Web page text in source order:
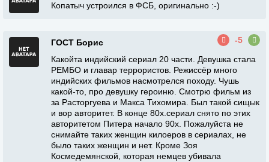
Копатыч устроился в ФСБ, оригинально :-)
ГОСТ Борис
-5
Какойта индийский сериал 20 части. Девушка стала
РЕМБО и главар террористов. Режиссёр много
индийских фильмов насмотрелся походу. Чушь
какой-то, про девушку героиню. Смотрю фильм из
за Расторгуева и Макса Тихомира. Был такой сищык
и вор авторитет. В конце 80х.сериал снято по этих
авторитетом Питера начало 90х. Пожалуйста не
снимайте таких женщин килоеров в сериалах, не
было таких женщин и нет. Кроме Зоя
Космедемянской, которая немцев убивала